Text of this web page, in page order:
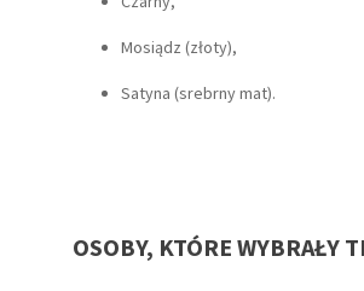
Mosiądz (złoty),
Satyna (srebrny mat).
OSOBY, KTÓRE WYBRAŁY